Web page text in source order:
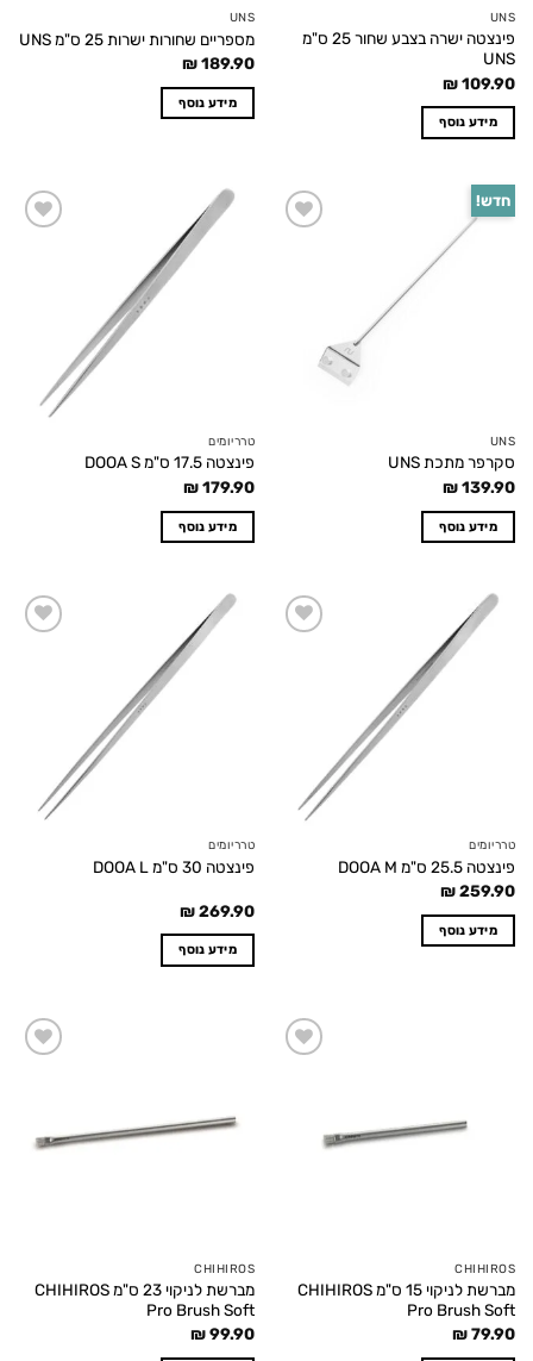
UNS
פינצטה ישרה בצבע שחור 25 ס"מ
UNS
₪109.90
מידע נוסף
UNS
מספריים שחורות ישרות 25 ס"מ UNS
₪189.90
מידע נוסף
חדש!
UNS
סקרפר מתכת UNS
₪139.90
מידע נוסף
טרריומים
פינצטה 17.5 ס"מ DOOA S
₪179.90
מידע נוסף
טרריומים
פינצטה 25.5 ס"מ DOOA M
₪259.90
מידע נוסף
טרריומים
פינצטה 30 ס"מ DOOA L
₪269.90
מידע נוסף
CHIHIROS
מברשת לניקוי 15 ס"מ CHIHIROS
Pro Brush Soft
₪79.90
CHIHIROS
מברשת לניקוי 23 ס"מ CHIHIROS
Pro Brush Soft
₪99.90